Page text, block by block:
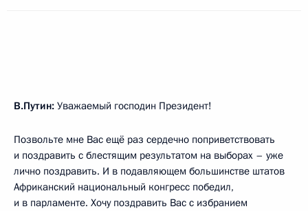
В.Путин: Уважаемый господин Президент!
Позвольте мне Вас ещё раз сердечно поприветствовать
и поздравить с блестящим результатом на выборах – уже
лично поздравить. И в подавляющем большинстве штатов
Африканский национальный конгресс победил,
и в парламенте. Хочу поздравить Вас с избранием